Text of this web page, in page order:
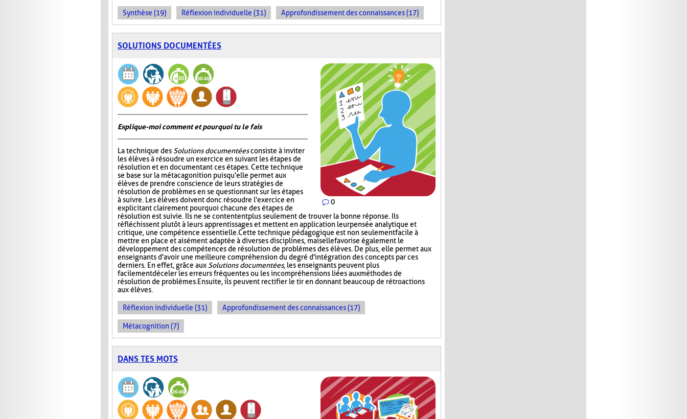
Synthèse (19) Réflexion individuelle (31) Approfondissement des connaissances (17)
SOLUTIONS DOCUMENTÉES
0
Explique-moi comment et pourquoi tu le fais
La technique desSolutions documentéesconsiste à inviter
les élèves à résoudre un exercice en suivant les étapes de
résolution et en documentant ces étapes. Cette technique
se base sur la métacagonition puisqu'elle permet aux
élèves de prendre conscience de leurs stratégies de
résolution de problèmes en se questionnant sur les étapes
à suivre. Les élèves doivent donc résoudre l'exercice en
explicitant clairement pourquoi chacune des étapes de
résolution est suivie. Ils ne se contentent plus seulement de trouver la bonne réponse. Ils
réfléchissent plutôt à leurs apprentissages et mettent en application leur pensée analytique et
critique, une compétence essentielle. Cette technique pédagogique est non seulement facile à
mettre en place et aisément adaptée à diverses disciplines, mais elle favorise également le
développement des compétences de résolution de problèmes des élèves. De plus, elle permet aux
enseignants d'avoir une meilleure compréhension du degré d'intégration des concepts par ces
derniers. En effet, grâce auxSolutions documentées, les enseignants peuvent plus
facilement déceler les erreurs fréquentes ou les incompréhensions liées aux méthodes de
résolution de problèmes. Ensuite, ils peuvent rectifier le tir en donnant beaucoup de rétroactions
aux élèves.
Réflexion individuelle (31) Approfondissement des connaissances (17)
Métacognition (7)
DANS TES MOTS